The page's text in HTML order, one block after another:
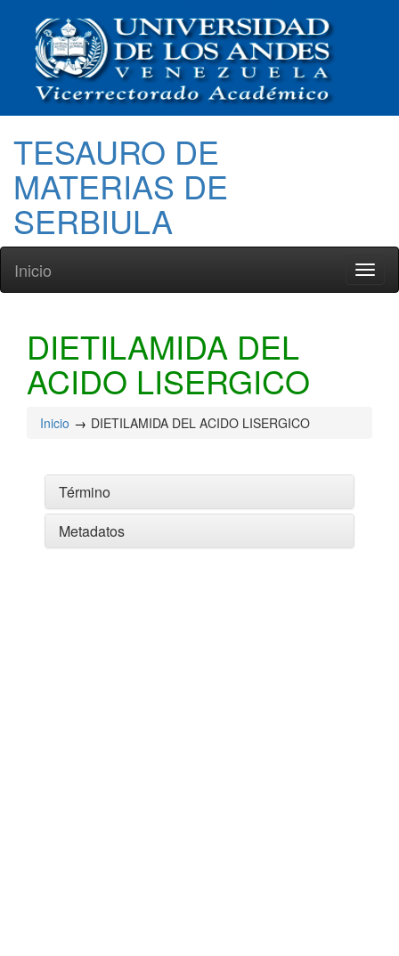
TESAURO DE
MATERIAS DE
SERBIULA
Inicio
DIETILAMIDA DEL
ACIDO LISERGICO
Inicio DIETILAMIDA DEL ACIDO LISERGICO
Término
Metadatos